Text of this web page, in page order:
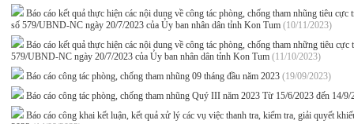
Báo cáo kết quả thực hiện các nội dung về công tác phòng, chống tham nhũng tiêu
số 579/UBND-NC ngày 20/7/2023 của Ủy ban nhân dân tỉnh Kon Tum (10/11/2023)
Báo cáo kết quả thực hiện các nội dung về công tác phòng, chống tham những tiêu
579/UBND-NC ngày 20/7/2023 của Ủy ban nhân dân tỉnh Kon Tum (11/10/2023)
Báo cáo công tác phòng, chống tham nhũng 09 tháng đầu năm 2023 (19/09/2023)
Báo cáo công tác phòng, chống tham nhũng Quý III năm 2023 Từ 15/6/2023 đến 14/
Báo cáo công khai kết luận, kết quả xử lý các vụ việc thanh tra, kiểm tra, giải quyết